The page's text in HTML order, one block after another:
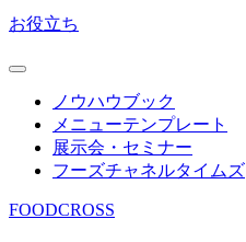
お役立ち
ノウハウブック
メニューテンプレート
展示会・セミナー
フーズチャネルタイムズ
FOODCROSS